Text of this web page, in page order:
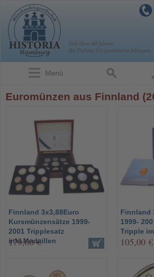
Menü
Euromünzen aus Finnland
Finnland 3x3,88Euro
Kursmünzensätze 1999-
2001 Tripplesatz
inkl.Medaillen
179,00 €
Finnland
1999-
Tripple
105,00 €